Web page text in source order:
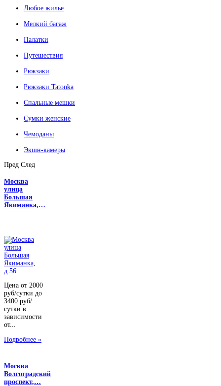
Любое жилье
Мелкий багаж
Палатки
Путешествия
Рюкзаки
Рюкзаки Tatonka
Спальные мешки
Сумки женские
Чемоданы
Экшн-камеры
Пред След
Москва
улица
Большая
Якиманка,…
Цена от 2000
руб/сутки до
3400 руб/
сутки в
зависимости
от...
Подробнее »
Москва
Волгоградский
проспект,…